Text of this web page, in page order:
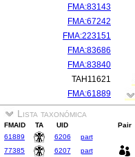
FMA:83143
FMA:67242
FMA:223151
FMA:83686
FMA:83840
TAH11621
FMA:61889
Lista taxonómica
FMAID TA UID Pair
61889
6206 part
77385
6207 part